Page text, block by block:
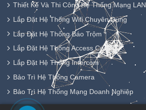
Thiết Kế Và Thi Công Hệ Thống Mạng LAN
Lắp Đặt Hệ Thống Wifi Chuyên Dụng
Lắp Đặt Hệ Thống Báo Trộm
Lắp Đặt Hệ Thống Access Control
Lắp Đặt Hệ Thống Intercom
Bảo Trì Hệ Thống Camera
Bảo Trì Hệ Thống Mạng Doanh Nghiệp